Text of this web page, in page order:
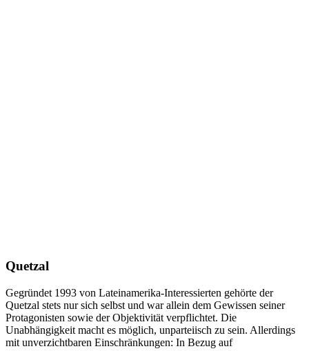
Quetzal
Gegründet 1993 von Lateinamerika-Interessierten gehörte der
Quetzal stets nur sich selbst und war allein dem Gewissen seiner
Protagonisten sowie der Objektivität verpflichtet. Die
Unabhängigkeit macht es möglich, unparteiisch zu sein. Allerdings
mit unverzichtbaren Einschränkungen: In Bezug auf